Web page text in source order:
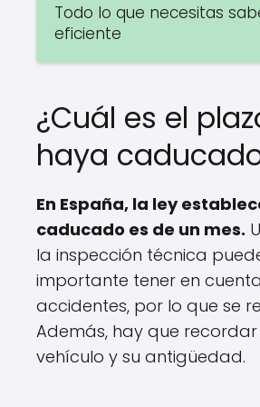
Todo lo que necesitas
eficiente
¿Cuál es el
haya
En España, la ley
caducado es de un mes.
la inspección técnica
importante tener en
accidentes, por lo que se
Además, hay que
vehículo y su antigüedad.